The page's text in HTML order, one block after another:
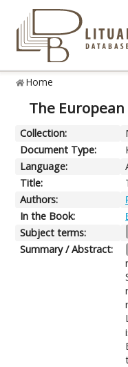
Home
The
Collection:
Document Type:
Language:
Title:
Authors:
In the Book:
Subject terms:
Summary / Abstract: